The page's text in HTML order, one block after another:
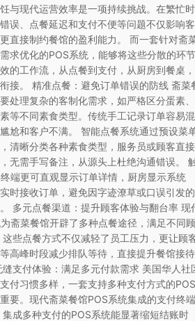
与现代运营效率是一项持续挑战。在繁忙时
误、点餐延迟和支付不便等问题不仅影响客
直接制约餐馆的盈利能力。 而一套针对斋
求优化的POS系统，能够将这些分散的环节
的工作流，从点餐到支付，从厨房到餐桌，
接。 精准点餐：避免订单错误的防线 斋菜
处理复杂的客制化需求，如严格区分蛋素、
等不同素食类型。传统手工记录订单容易混
尬和客户不满。 智能点餐系统通过预设菜
清晰分类各种素食类型，服务员或顾客直接
无需手写备注，从源头上杜绝沟通错误。
端更可直观显示订单详情，厨房显示系统
实时接收订单，避免因字迹潦草或口误引发的
多元点餐渠道：提升顾客体验与翻台率 现
斋菜餐馆开辟了多种点餐途径，满足不同顾
些点餐方式不仅减轻了员工压力，更让顾
高峰时段减少排队等待，直接提升餐馆接待
支付体验：满足多元付款需求 美国华人社
付习惯多样，一套支持多种支付方式的POS
要。现代斋菜餐馆POS系统集成的支付终端
成多种支付的POS系统能显著缩短结账时